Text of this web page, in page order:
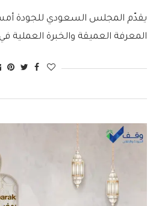
يقدّم المجلس السعودي للجودة
المعرفة العميقة والخبرة العملية